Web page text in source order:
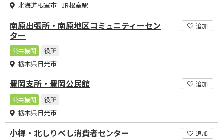
北海道根室市 JR根室駅
南原出張所・南原地区コミュニティーセン
ター
追加
公共機関 役所
栃木県日光市
豊岡支所・豊岡公民館
追加
公共機関
役所
栃木県日光市
小樽・北しりべし消費者センター 追加